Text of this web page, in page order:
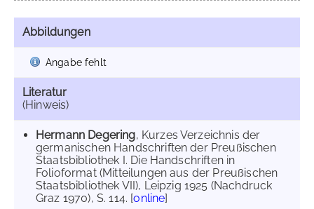
Abbildungen
Angabe fehlt
Literatur
(Hinweis)
Hermann Degering, Kurzes Verzeichnis der
germanischen Handschriften der Preußischen
Staatsbibliothek I. Die Handschriften in
Folioformat (Mitteilungen aus der Preußischen
Staatsbibliothek VII), Leipzig 1925 (Nachdruck
Graz 1970), S. 114. [online]